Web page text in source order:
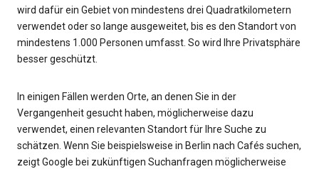
wird dafür ein Gebiet von mindestens drei Quadratkilometern
verwendet oder so lange ausgeweitet, bis es den Standort von
mindestens 1.000 Personen umfasst. So wird Ihre Privatsphäre
besser geschützt.
In einigen Fällen werden Orte, an denen Sie in der
Vergangenheit gesucht haben, möglicherweise dazu
verwendet, einen relevanten Standort für Ihre Suche zu
schätzen. Wenn Sie beispielsweise in Berlin nach Cafés suchen,
zeigt Google bei zukünftigen Suchanfragen möglicherweise